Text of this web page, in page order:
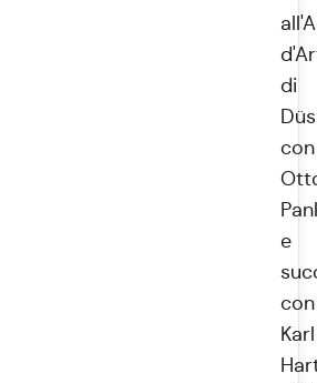
di
con
e
con
Karl